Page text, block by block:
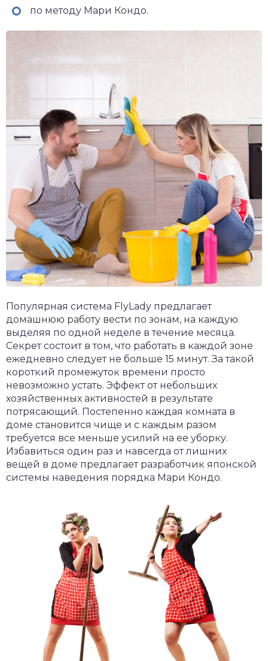
по методу Мари Кондо.
Популярная система FlyLady предлагает
домашнюю работу вести по зонам, на каждую
выделяя по одной неделе в течение месяца.
Секрет состоит в том, что работать в каждой зоне
ежедневно следует не больше 15 минут. За такой
короткий промежуток времени просто
невозможно устать. Эффект от небольших
хозяйственных активностей в результате
потрясающий. Постепенно каждая комната в
доме становится чище и с каждым разом
требуется все меньше усилий на ее уборку.
Избавиться один раз и навсегда от лишних
вещей в доме предлагает разработчик японской
системы наведения порядка Мари Кондо.